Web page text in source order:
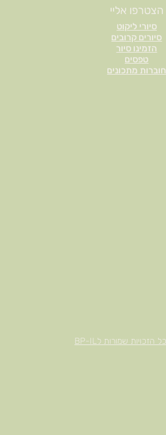
סיורי ליקוט
סיורים קרובים
הזמינו סיור
טפסים
חוברות מתכונים
הצטרפו אליי